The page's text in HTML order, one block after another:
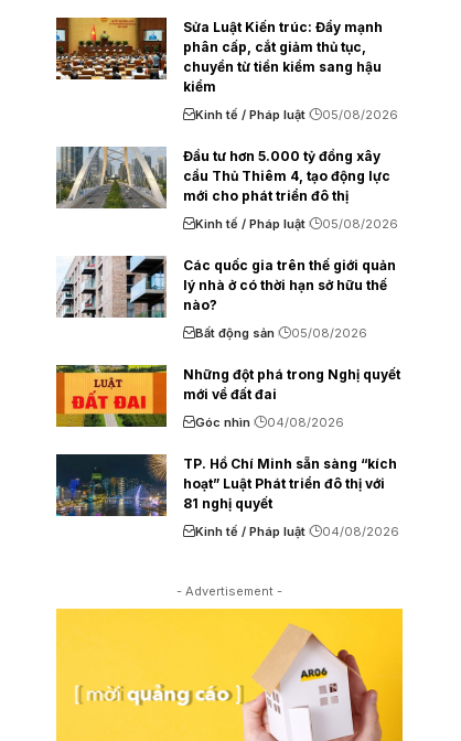
Sửa Luật Kiến trúc: Đẩy mạnh
phân cấp, cắt giảm thủ tục,
chuyển từ tiền kiểm sang hậu
kiểm
Kinh tế / Pháp luật 05/08/2026
Đầu tư hơn 5.000 tỷ đồng xây
cầu Thủ Thiêm 4, tạo động lực
mới cho phát triển đô thị
Kinh tế / Pháp luật 05/08/2026
Các quốc gia trên thế giới quản
lý nhà ở có thời hạn sở hữu thế
nào?
Bất động sản 05/08/2026
Những đột phá trong Nghị quyết
mới về đất đai
Góc nhìn 04/08/2026
TP. Hồ Chí Minh sẵn sàng “kích
hoạt” Luật Phát triển đô thị với
81 nghị quyết
Kinh tế / Pháp luật 04/08/2026
- Advertisement -